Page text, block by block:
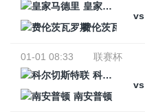
皇家马德里
vs
费伦茨瓦罗斯
01-01 08:33
联赛杯
科尔切斯特联
vs
南安普顿